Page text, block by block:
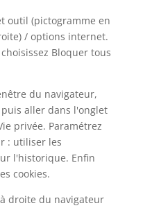
outil (pictogramme en
/ options internet.
Bloquer tous
du navigateur,
aller dans l'onglet
privée. Paramétrez
: utiliser les
l'historique. Enfin
cookies.
droite du navigateur